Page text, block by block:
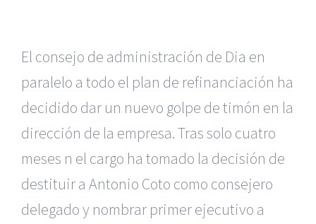
El consejo de administración de Dia en
paralelo a todo el plan de refinanciación ha
decidido dar un nuevo golpe de timón en la
dirección de la empresa. Tras solo cuatro
meses n el cargo ha tomado la decisión de
destituir a Antonio Coto como consejero
delegado y nombrar primer ejecutivo a